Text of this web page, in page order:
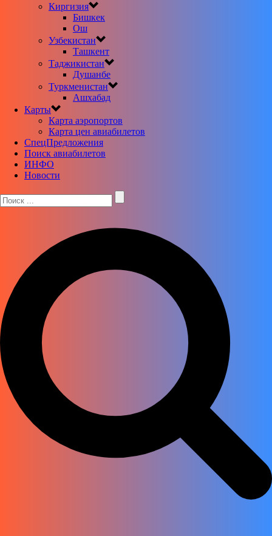
Киргизия
Бишкек
Ош
Узбекистан
Ташкент
Таджикистан
Душанбе
Туркменистан
Ашхабад
Карты
Карта аэропортов
Карта цен авиабилетов
CпецПредложения
Поиск авиабилетов
ИНФО
Новости